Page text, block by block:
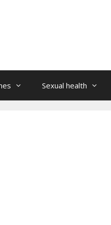
Sexual health